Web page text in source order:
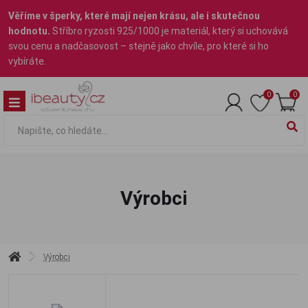
Věříme v šperky, které mají nejen krásu, ale i skutečnou
hodnotu. Stříbro ryzosti 925/1000 je materiál, který si uchovává
svou cenu a nadčasovost – stejně jako chvíle, pro které si ho
vybíráte.
0 0
Výrobci
Výrobci